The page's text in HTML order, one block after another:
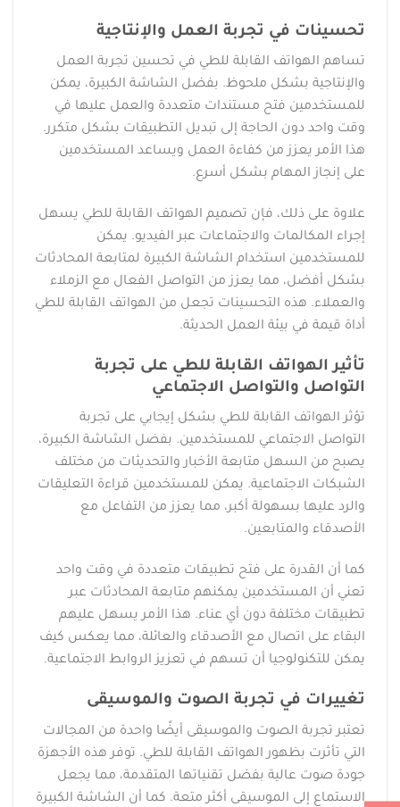
تحسينات في تجربة العمل والإنتاجية
تساهم الهواتف القابلة للطي في تحسين تجربة العمل
والإنتاجية بشكل ملحوظ. بفضل الشاشة الكبيرة، يمكن
للمستخدمين فتح مستندات متعددة والعمل عليها في
وقت واحد دون الحاجة إلى تبديل التطبيقات بشكل متكرر.
هذا الأمر يعزز من كفاءة العمل ويساعد المستخدمين
على إنجاز المهام بشكل أسرع.
علاوة على ذلك، فإن تصميم الهواتف القابلة للطي يسهل
إجراء المكالمات والاجتماعات عبر الفيديو. يمكن
للمستخدمين استخدام الشاشة الكبيرة لمتابعة المحادثات
بشكل أفضل، مما يعزز من التواصل الفعال مع الزملاء
والعملاء. هذه التحسينات تجعل من الهواتف القابلة للطي
أداة قيمة في بيئة العمل الحديثة.
تأثير الهواتف القابلة للطي على تجربة
التواصل والتواصل الاجتماعي
تؤثر الهواتف القابلة للطي بشكل إيجابي على تجربة
التواصل الاجتماعي للمستخدمين. بفضل الشاشة الكبيرة،
يصبح من السهل متابعة الأخبار والتحديثات من مختلف
الشبكات الاجتماعية. يمكن للمستخدمين قراءة التعليقات
والرد عليها بسهولة أكبر، مما يعزز من التفاعل مع
الأصدقاء والمتابعين.
كما أن القدرة على فتح تطبيقات متعددة في وقت واحد
تعني أن المستخدمين يمكنهم متابعة المحادثات عبر
تطبيقات مختلفة دون أي عناء. هذا الأمر يسهل عليهم
البقاء على اتصال مع الأصدقاء والعائلة، مما يعكس كيف
يمكن للتكنولوجيا أن تسهم في تعزيز الروابط الاجتماعية.
تغييرات في تجربة الصوت والموسيقى
تعتبر تجربة الصوت والموسيقى أيضًا واحدة من المجالات
التي تأثرت بظهور الهواتف القابلة للطي. توفر هذه الأجهزة
جودة صوت عالية بفضل تقنياتها المتقدمة، مما يجعل
الاستماع إلى الموسيقى أكثر متعة. كما أن الشاشة الكبيرة